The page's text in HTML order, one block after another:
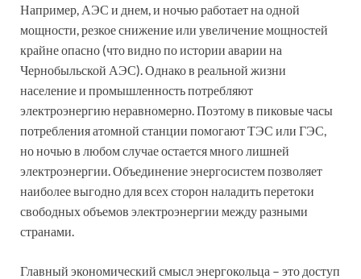
Например, АЭС и днем, и ночью работает на одной
мощности, резкое снижение или увеличение мощностей
крайне опасно (что видно по истории аварии на
Чернобыльской АЭС). Однако в реальной жизни
население и промышленность потребляют
электроэнергию неравномерно. Поэтому в пиковые часы
потребления атомной станции помогают ТЭС или ГЭС,
но ночью в любом случае остается много лишней
электроэнергии. Объединение энергосистем позволяет
наиболее выгодно для всех сторон наладить перетоки
свободных объемов электроэнергии между разными
странами.
Главный экономический смысл энергокольца – это доступ